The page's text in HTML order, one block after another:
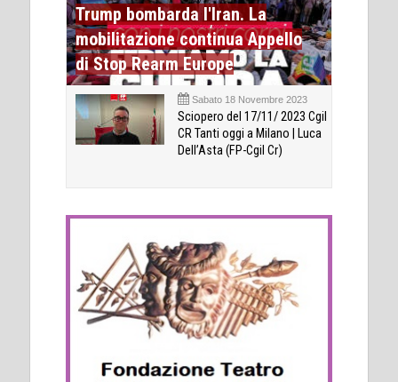
Trump bombarda l'Iran. La
mobilitazione continua Appello
di Stop Rearm Europe
Sabato 18 Novembre 2023
Sciopero del 17/11/ 2023 Cgil
CR Tanti oggi a Milano | Luca
Dell’Asta (FP-Cgil Cr)